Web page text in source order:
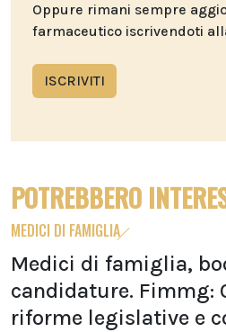
Oppure rimani sempre
farmaceutico iscrivendoti
ISCRIVITI
POTREBBERO
MEDICI DI FAMIGLIA
Medici di famiglia,
candidature. Fimmg:
riforme legislative e